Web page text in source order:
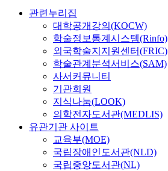
관련누리집
대학공개강의(KOCW)
학술정보통계시스템(Rinfo)
외국학술지지원센터(FRIC)
학술관계분석서비스(SAM)
사서커뮤니티
기관회원
지식나눔(LOOK)
의학전자도서관(MEDLIS)
유관기관 사이트
교육부(MOE)
국립장애인도서관(NLD)
국립중앙도서관(NL)